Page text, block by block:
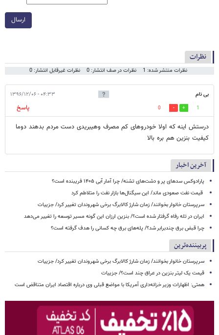
ارسال
نظرات
نظرات منتشر شده: 1 نظرات در صف انتشار: 0 نظرات غیرقابل انتشار: 0
بی نام ۰۴:۳۳ - ۱۳۹۶/۱۲/۰۶
1
0
پاسخ
درستش اینه که اولا خودروهای کم مصرف وهیبریدی دست مردم بدهند دوما
کیفیت بنزین هم بره بالا
آخرین اخبار
پارادوکس سدهای پر و دشت‌های تشنه/ چرا آمار آبی ۱۴۰۵ فریبنده است؟
قیمت نفت صعودی ماند/ این سیگنال‌ها بازار نفت را متلاطم کرد
سرپرستان خانوار بخوانند/ زمان شارژ کالابرگ برخی شهروندان تغییر کرد/ جزییات
ایران در تله رفاه گرفتار شده است؟/ بنزین ارزان این گونه مسیر توسعه را تغییر می‌دهد
چرا قبض برق چندبرابر شد؟/ پله‌های برق چه کسانی را هدف گرفته است؟
پربیننده‌ترین
سرپرستان خانوار بخوانند/ زمان شارژ کالابرگ برخی شهروندان تغییر کرد/ جزییات
قیمت یک لیتر بنزین در عراق چند است؟/ جزییات
همتی: اظهارات وزیر خزانه‌داری آمریکا با مواضع قبلی وی درباره اقتصاد ایران متناقض است